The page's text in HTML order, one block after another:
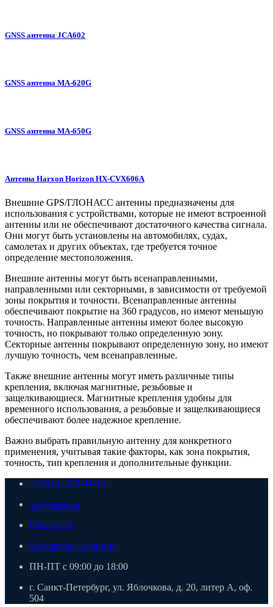
GNSS антенна JCA602
GNSS антенна MA-620G
GNSS антенна MA-650G
Антенна Harxon Horizon HX-CVX606A
Внешние GPS/ГЛОНАСС антенны предназначены для
использования с устройствами, которые не имеют встроенной
антенны или не обеспечивают достаточного качества сигнала.
Они могут быть установлены на автомобилях, судах,
самолетах и других объектах, где требуется точное
определение местоположения.
Внешние антенны могут быть всенаправленными,
направленными или секторными, в зависимости от требуемой
зоны покрытия и точности. Всенаправленные антенны
обеспечивают покрытие на 360 градусов, но имеют меньшую
точность. Направленные антенны имеют более высокую
точность, но покрывают только определенную зону.
Секторные антенны покрывают определенную зону, но имеют
лучшую точность, чем всенаправленные.
Также внешние антенны могут иметь различные типы
крепления, включая магнитные, резьбовые и
защелкивающиеся. Магнитные крепления удобны для
временного использования, а резьбовые и защелкивающиеся
обеспечивают более надежное крепление.
Важно выбрать правильную антенну для конкретного
применения, учитывая такие факторы, как зона покрытия,
точность, тип крепления и дополнительные функции.
+7 (812) 250-44-16
iot@innek.ru
Реквизиты
Бесплатные образцы
ПН-ПТ с 09:00 до 18:00
г. Санкт-Петербург, ул. Яблочкова, д. 20, литер А, оф.
504